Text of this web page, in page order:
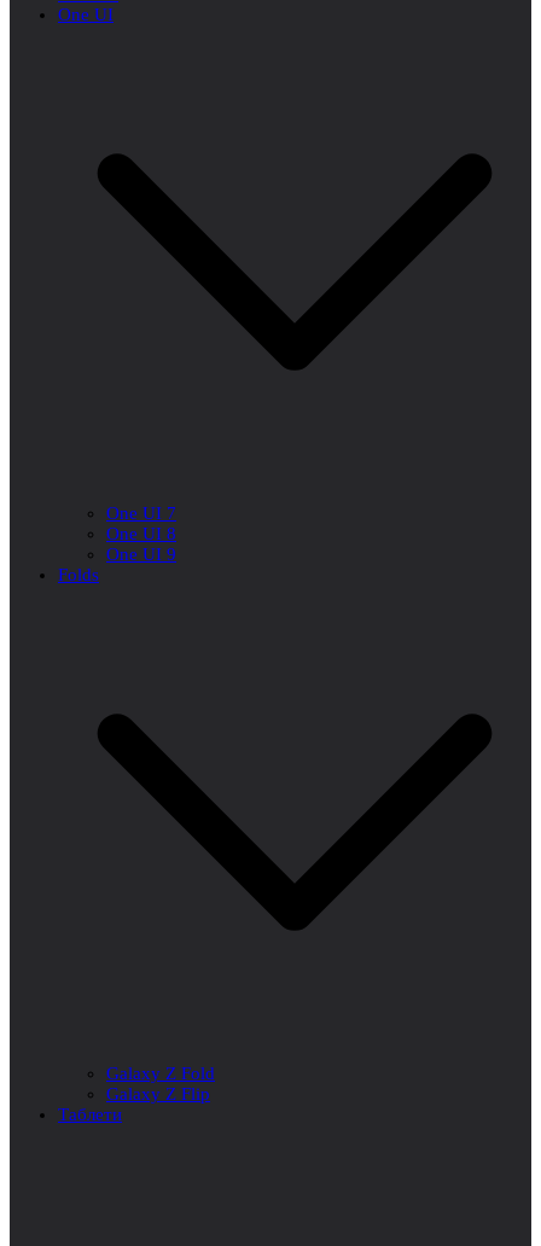
One UI
One UI 7
One UI 8
One UI 9
Folds
Galaxy Z Fold
Galaxy Z Flip
Таблети